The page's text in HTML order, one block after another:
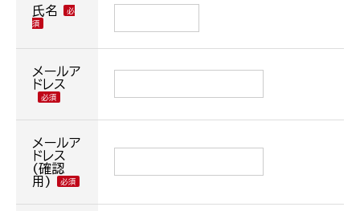
氏名
メールア
ドレス
メールア
ドレス
(確認
用)